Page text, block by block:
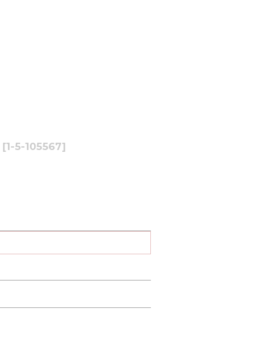
[1-5-105567]